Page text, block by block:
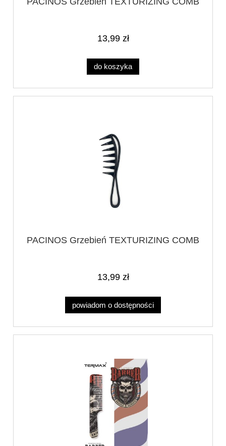
13,99 zł
do koszyka
PACINOS Grzebień TEXTURIZING COMB
13,99 zł
powiadom o dostępności